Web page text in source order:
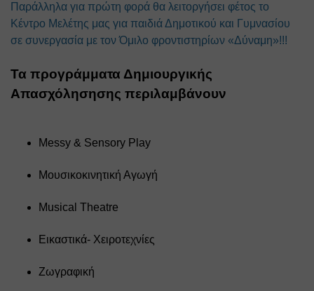
Παράλληλα για πρώτη φορά θα λειτοργήσει φέτος το
Κέντρο Μελέτης μας για παιδιά Δημοτικού και Γυμνασίου
σε συνεργασία με τον Όμιλο φροντιστηρίων «Δύναμη»!!!
Τα προγράμματα Δημιουργικής
Απασχόλησησης περιλαμβάνουν
Messy & Sensory Play
Μουσικοκινητική Αγωγή
Musical Theatre
Εικαστικά- Χειροτεχνίες
Ζωγραφική